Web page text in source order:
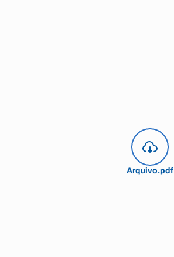
Arquivo.pdf